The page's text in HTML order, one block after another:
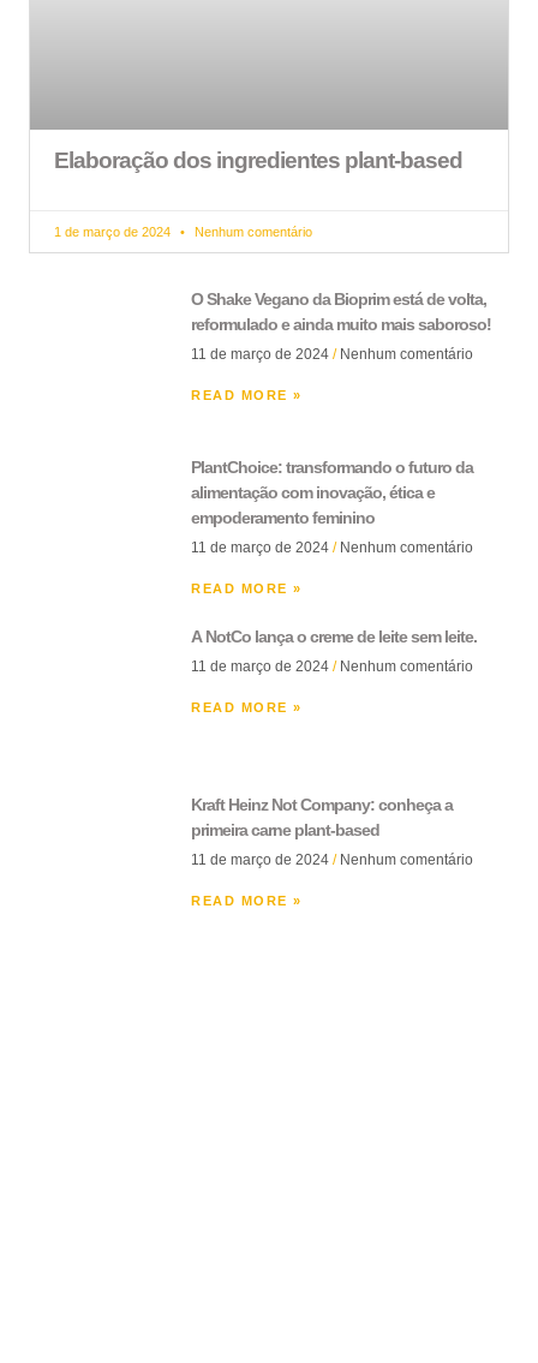
Elaboração dos ingredientes plant-based
1 de março de 2024 Nenhum comentário
O Shake Vegano da Bioprim está de volta,
reformulado e ainda muito mais saboroso!
11 de março de 2024 Nenhum comentário
READ MORE »
PlantChoice: transformando o futuro da
alimentação com inovação, ética e
empoderamento feminino
11 de março de 2024 Nenhum comentário
READ MORE »
A NotCo lança o creme de leite sem leite.
11 de março de 2024 Nenhum comentário
READ MORE »
Kraft Heinz Not Company: conheça a
primeira carne plant-based
11 de março de 2024 Nenhum comentário
READ MORE »